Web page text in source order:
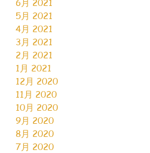
5月 2021
4月 2021
3月 2021
2月 2021
1月 2021
12月 2020
11月 2020
10月 2020
9月 2020
8月 2020
7月 2020